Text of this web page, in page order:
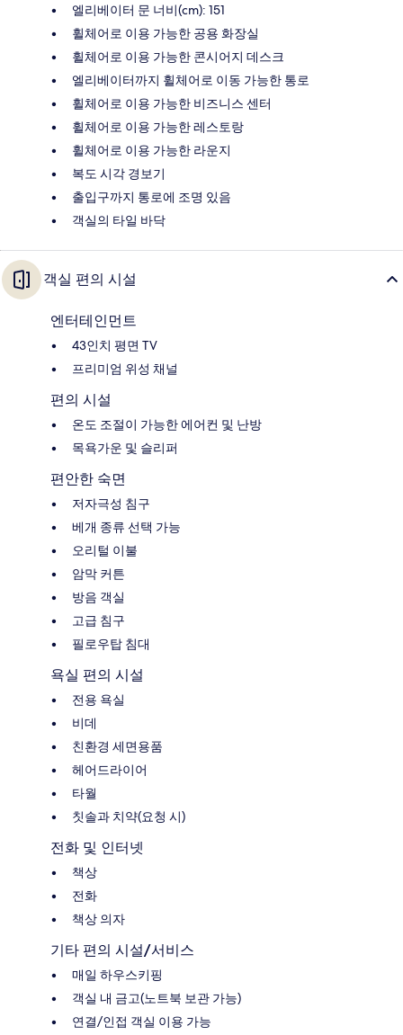
엘리베이터 문 너비(cm): 151
휠체어로 이용 가능한 공용 화장실
휠체어로 이용 가능한 콘시어지 데스크
엘리베이터까지 휠체어로 이동 가능한 통로
휠체어로 이용 가능한 비즈니스 센터
휠체어로 이용 가능한 레스토랑
휠체어로 이용 가능한 라운지
복도 시각 경보기
출입구까지 통로에 조명 있음
객실의 타일 바닥
객실 편의 시설
엔터테인먼트
43인치 평면 TV
프리미엄 위성 채널
편의 시설
온도 조절이 가능한 에어컨 및 난방
목욕가운 및 슬리퍼
편안한 숙면
저자극성 침구
베개 종류 선택 가능
오리털 이불
암막 커튼
방음 객실
고급 침구
필로우탑 침대
욕실 편의 시설
전용 욕실
비데
친환경 세면용품
헤어드라이어
타월
칫솔과 치약(요청 시)
전화 및 인터넷
책상
전화
책상 의자
기타 편의 시설/서비스
매일 하우스키핑
객실 내 금고(노트북 보관 가능)
연결/인접 객실 이용 가능